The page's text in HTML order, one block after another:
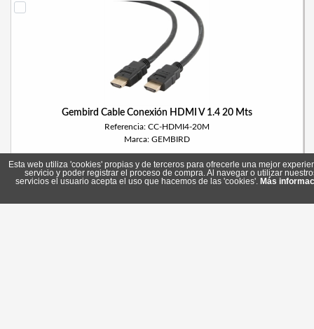
Gembird Cable Conexión HDMI V 1.4 20 Mts
Referencia: CC-HDMI4-20M
Marca: GEMBIRD
31,35 €
En stock
Esta web utiliza 'cookies' propias y de terceros para ofrecerle una mejor
servicio y poder registrar el proceso de compra. Al navegar o utilizar
servicios el usuario acepta el uso que hacemos de las 'cookies'. Más